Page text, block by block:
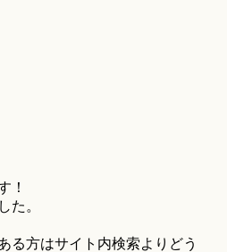
！
た。
る方はサイト内検索よりどう